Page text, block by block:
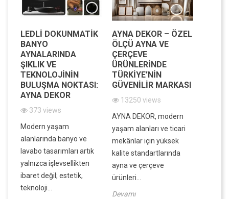
LEDLI DOKUNMATIK
BANYO
AYNALARINDA
ŞIKLIK VE
TEKNOLOJININ
BULUŞMA NOKTASI:
AYNA DEKOR
373 views
Modern yaşam
alanlarında banyo ve
lavabo tasarımları artık
yalnızca işlevsellikten
ibaret değil; estetik,
teknoloji...
AYNA DEKOR – ÖZEL
ÖLÇÜ AYNA VE
ÇERÇEVE
ÜRÜNLERINDE
TÜRKIYE’NIN
GÜVENILIR MARKASI
13250 views
AYNA DEKOR, modern
yaşam alanları ve ticari
mekânlar için yüksek
kalite standartlarında
ayna ve çerçeve
ürünleri...
Devamı